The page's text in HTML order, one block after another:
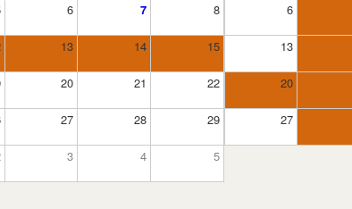
6 7 8
13 14 15
20 21 22
27 28 29
3 4 5
6
13
20
27